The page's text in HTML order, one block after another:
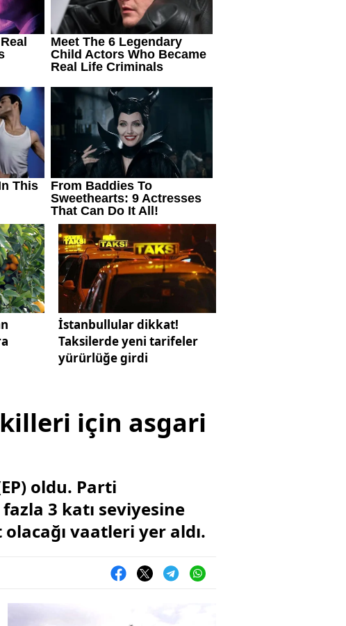
İstanbullular dikkat!
Taksilerde yeni tarifeler
yürürlüğe girdi
için asgari
oldu. Parti
3 katı seviyesine
vaatleri yer aldı.